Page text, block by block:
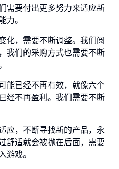
需要付出更多努力来适应新
力。
化，需要不断调整。我们阅
我们的采购方式也需要不断
能已经不再有效，就像六个
经不再盈利。我们需要不断
应，不断寻找新的产品，永
舒适就会被抛在后面，需要
游戏。